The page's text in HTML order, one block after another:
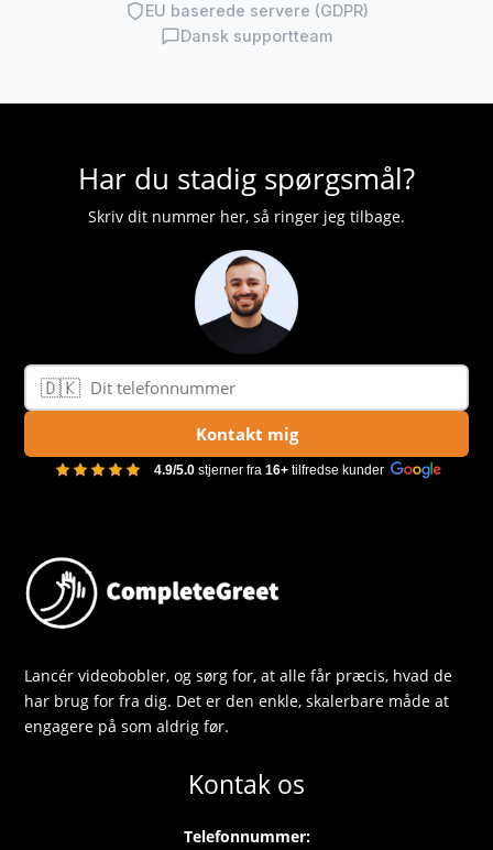
EU baserede servere (GDPR)
Dansk supportteam
Har du stadig spørgsmål?
Skriv dit nummer her, så ringer jeg tilbage.
🇩🇰
Telefonnummer
Kontakt mig
4.9/5.0 stjerner fra 16+ tilfredse kunder
Lancér videobobler, og sørg for, at alle får præcis, hvad de
har brug for fra dig. Det er den enkle, skalerbare måde at
engagere på som aldrig før.
Kontak os
Telefonnummer: